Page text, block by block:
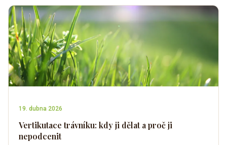
19. dubna 2026
Vertikutace trávníku: kdy ji dělat a proč ji
nepodcenit